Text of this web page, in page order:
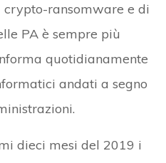
ransomware e di
PA è sempre più
quotidianamente
andati a segno
dieci mesi del 2019 i